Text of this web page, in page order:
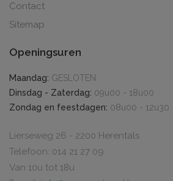
Contact
Sitemap
Openingsuren
Maandag: GESLOTEN
Dinsdag - Zaterdag: 09u00 - 18u00
Zondag en feestdagen: 08u00 - 12u30
Lierseweg 26 - 2200 Herentals
Telefoon: 014 21 27 09
Van 10u tot 18u